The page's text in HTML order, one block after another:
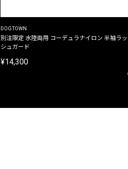
DOGTOWN
別注限定 水陸両用 コーデュラナイロン 半袖ラッ
シュガード
¥14,300